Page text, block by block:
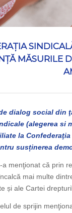
MĂSURILE
dialog social din
(alegerea si
la
susținerea
a menţionat că prin
mai multe
și ale Cartei
de sprijin